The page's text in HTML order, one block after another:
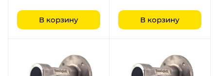
В корзину В корзину